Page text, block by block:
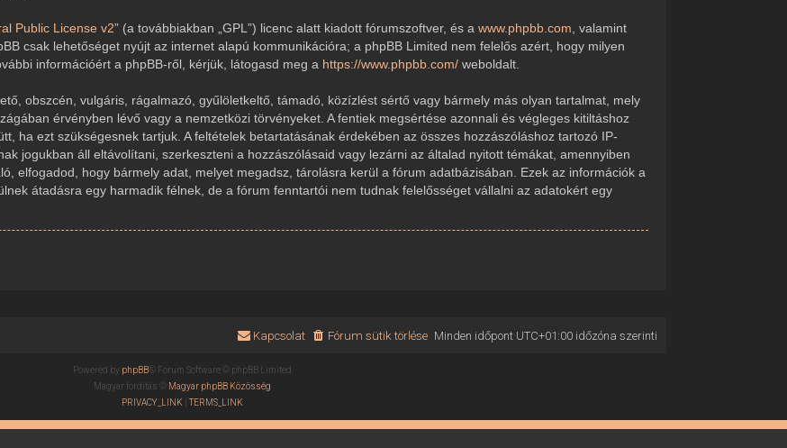
Public License v2” (a továbbiakban „GPL”) licenc alatt kiadott fórumszoftver, és awww.phpbb.com , valamint
csak lehetőséget nyújt az internet alapú kommunikációra; a phpBB Limited nem felelős azért, hogy milyen
információért a phpBB-ről, kérjük, látogasd meg a https://www.phpbb.com/ weboldalt.
obszcén, vulgáris, rágalmazó, gyűlöletkeltő, támadó, közízlést sértő vagy bármely más olyan tartalmat, mely
érvényben lévő vagy a nemzetközi törvényeket. A fentiek megsértése azonnali és végleges kitiltáshoz
ha ezt szükségesnek tartjuk. A feltételek betartatásának érdekében az összes hozzászóláshoz tartozó IP-
jogukban áll eltávolítani, szerkeszteni a hozzászólásaid vagy lezárni az általad nyitott témákat, amennyiben
elfogadod, hogy bármely adat, melyet megadsz, tárolásra kerül a fórum adatbázisában. Ezek az információk a
átadásra egy harmadik félnek, de a fórum fenntartói nem tudnak felelősséget vállalni az adatokért egy
Minden időpont UTC+01:00időzóna szerinti
Fórum sütik törlése
Kapcsolat
Powered by phpBB® Forum Software © phpBB Limited
Magyar fordítás © Magyar phpBB Közösség
PRIVACY_LINK |TERMS_LINK